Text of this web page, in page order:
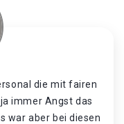
die mit fairen
immer Angst das
war aber bei diesen